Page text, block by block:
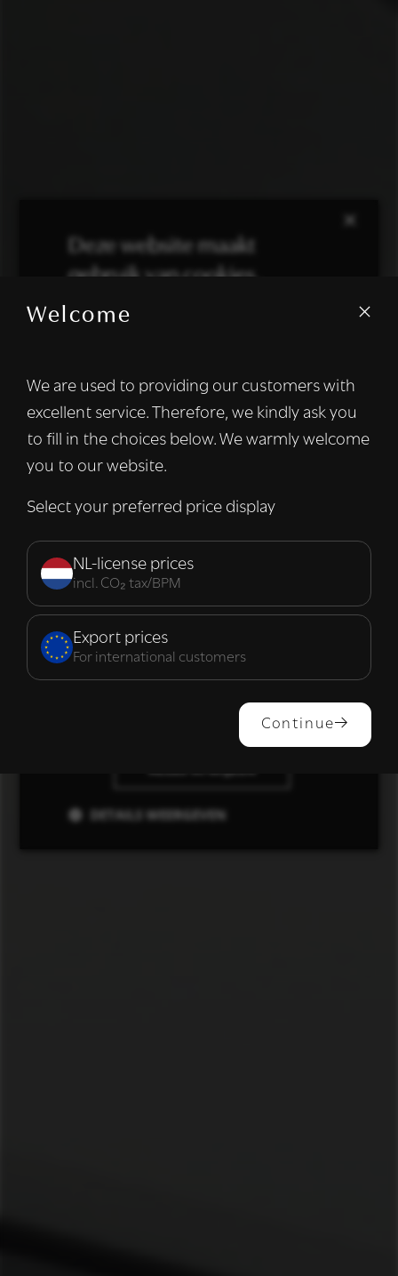
Welcome
We are used to providing our customers with
excellent service. Therefore, we kindly ask you
to fill in the choices below. We warmly welcome
you to our website.
Select your preferred price display
NL-license prices
incl. CO₂ tax/BPM
Export prices
For international customers
Continue
×
Deze website maakt
gebruik van cookies.
We gebruiken cookies om inhoud en
informatie over uw gebruik van onze site
met onze advertentie- en analysepartners,
die deze kunnen combineren met andere
informatie die u aan hen heeft verstrekt of
van hun diensten. Lees verder
Strikt
noodzakelijk
Prestatie Targeting
ALLES ACCEPTEREN
DETAILS WEERGEVEN